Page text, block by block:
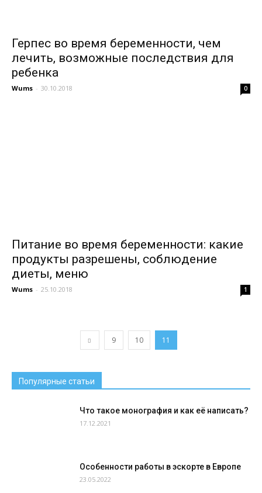
Герпес во время беременности, чем
лечить, возможные последствия для
ребенка
Wums - 30.10.2018 0
Питание во время беременности: какие
продукты разрешены, соблюдение
диеты, меню
Wums - 25.10.2018 1
9 10 11
Популярные статьи
Что такое монография и как её написать?
17.12.2021
Особенности работы в эскорте в Европе
23.05.2022